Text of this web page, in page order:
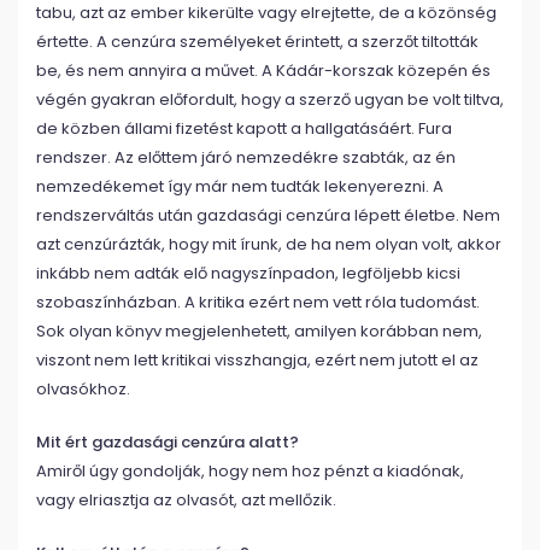
tabu, azt az ember kikerülte vagy elrejtette, de a közönség
értette. A cenzúra személyeket érintett, a szerzőt tiltották
be, és nem annyira a művet. A Kádár-korszak közepén és
végén gyakran előfordult, hogy a szerző ugyan be volt tiltva,
de közben állami fizetést kapott a hallgatásáért. Fura
rendszer. Az előttem járó nemzedékre szabták, az én
nemzedékemet így már nem tudták lekenyerezni. A
rendszerváltás után gazdasági cenzúra lépett életbe. Nem
azt cenzúrázták, hogy mit írunk, de ha nem olyan volt, akkor
inkább nem adták elő nagyszínpadon, legföljebb kicsi
szobaszínházban. A kritika ezért nem vett róla tudomást.
Sok olyan könyv megjelenhetett, amilyen korábban nem,
viszont nem lett kritikai visszhangja, ezért nem jutott el az
olvasókhoz.
Mit ért gazdasági cenzúra alatt?
Amiről úgy gondolják, hogy nem hoz pénzt a kiadónak,
vagy elriasztja az olvasót, azt mellőzik.